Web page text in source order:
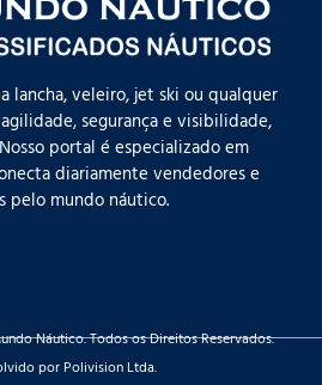
lancha, veleiro, jet ski ou qualquer
segurança e visibilidade,
portal é especializado em
diariamente vendedores e
pelo mundo náutico.
Náutico. Todos os Direitos Reservados.
por Polivision Ltda.